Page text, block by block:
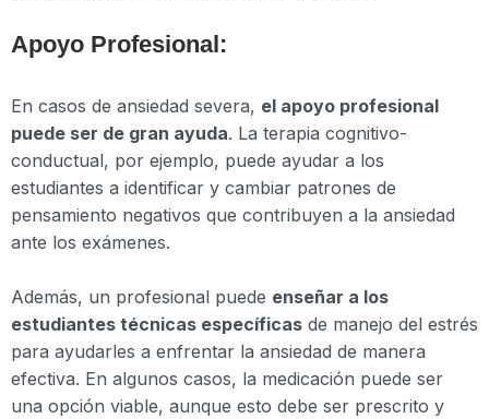
Apoyo Profesional:
En casos de ansiedad severa, el apoyo profesional
puede ser de gran ayuda. La terapia cognitivo-
conductual, por ejemplo, puede ayudar a los
estudiantes a identificar y cambiar patrones de
pensamiento negativos que contribuyen a la ansiedad
ante los exámenes.
Además, un profesional puede enseñar a los
estudiantes técnicas específicas de manejo del estrés
para ayudarles a enfrentar la ansiedad de manera
efectiva. En algunos casos, la medicación puede ser
una opción viable, aunque esto debe ser prescrito y